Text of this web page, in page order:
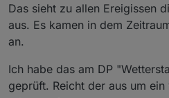
Das sieht zu allen Ereigissen
aus. Es kamen in dem
an.
Ich habe das am DP
geprüft. Reicht der aus um